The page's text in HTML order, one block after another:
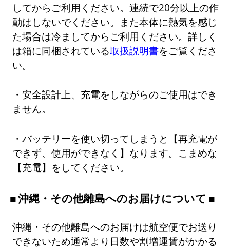
してからご利用ください。連続で20分以上の作
動はしないでください。また本体に熱気を感じ
た場合は冷ましてからご利用ください。詳しく
は箱に同梱されている取扱説明書をご覧くださ
い。
・安全設計上、充電をしながらのご使用はでき
ません。
・バッテリーを使い切ってしまうと【再充電が
できず、使用ができなく】なります。こまめな
【充電】をしてください。
沖縄・その他離島へのお届けについて
沖縄・その他離島へのお届けは航空便でお送り
できないため通常より日数や割増運賃がかかる